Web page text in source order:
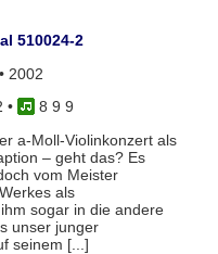
510024-2
2002
•
8 9 9
a-Moll-Violinkonzert als
– geht das? Es
vom Meister
als
sogar in die andere
unser junger
seinem [...]